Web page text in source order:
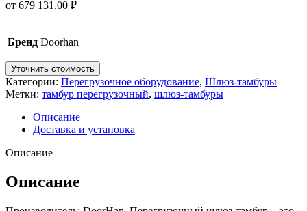
от 679 131,00 ₽
Бренд Doorhan
Уточнить стоимость
Категории: Перегрузочное оборудование, Шлюз-тамбуры
Метки: тамбур перегрузочный, шлюз-тамбуры
Описание
Доставка и установка
Описание
Описание